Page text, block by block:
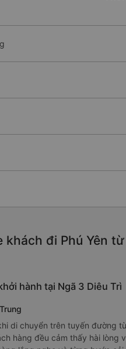
khách đi Phú Yên
hành tại Ngã 3 Diêu Trì
di chuyển trên tuyến đường
hàng đều cảm thấy hài